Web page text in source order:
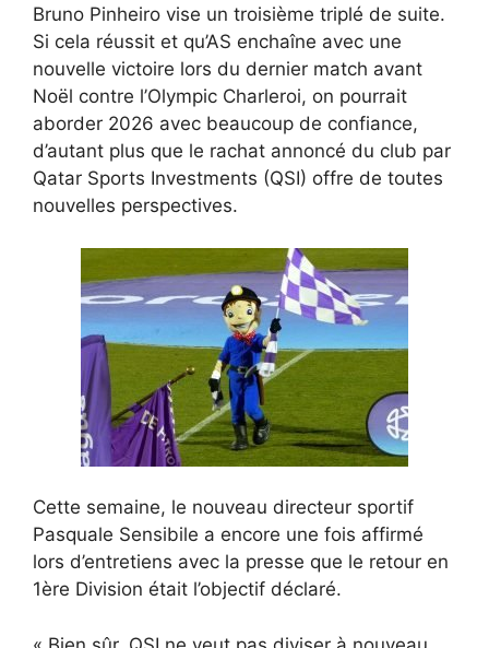
Bruno Pinheiro vise un troisième triplé de suite.
Si cela réussit et qu’AS enchaîne avec une
nouvelle victoire lors du dernier match avant
Noël contre l’Olympic Charleroi, on pourrait
aborder 2026 avec beaucoup de confiance,
d’autant plus que le rachat annoncé du club par
Qatar Sports Investments (QSI) offre de toutes
nouvelles perspectives.
Cette semaine, le nouveau directeur sportif
Pasquale Sensibile a encore une fois affirmé
lors d’entretiens avec la presse que le retour en
1ère Division était l’objectif déclaré.